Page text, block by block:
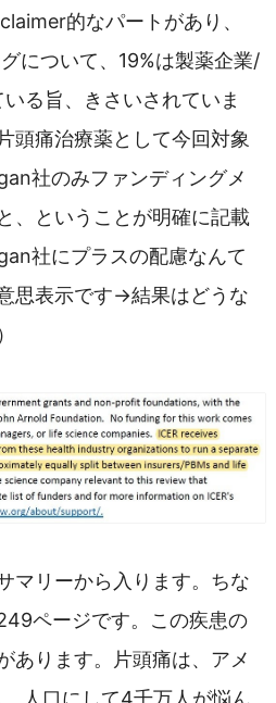
的なパートがあり、
について、19%は製薬企業/
る旨、きさいされていま
頭痛治療薬として今回対象
社のみファンディングメ
、ということが明確に記載
社にプラスの配慮なんて
思表示です→結果はどうな
マリーから入ります。ちな
ページです。この疾患の
あります。片頭痛は、アメ
人口にして4千万人が悩ん